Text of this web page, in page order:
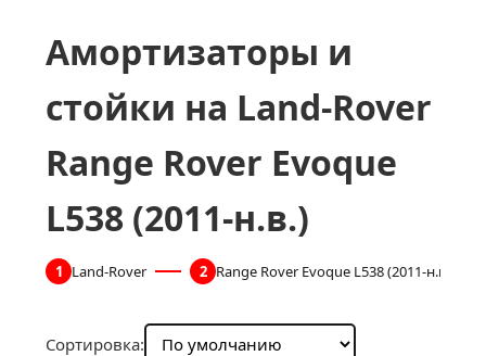
Амортизаторы и
стойки на Land-Rover
Range Rover Evoque
L538 (2011-н.в.)
1 Land-Rover 2 Range Rover Evoque L538 (2011-н.в.)
Сортировка: